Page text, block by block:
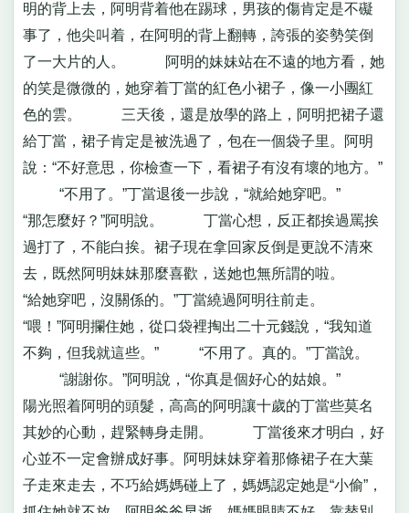
明的背上去，阿明背着他在踢球，男孩的傷肯定是不礙
事了，他尖叫着，在阿明的背上翻轉，誇張的姿勢笑倒
了一大片的人。 阿明的妹妹站在不遠的地方看，她
的笑是微微的，她穿着丁當的紅色小裙子，像一小團紅
色的雲。 三天後，還是放學的路上，阿明把裙子還
給丁當，裙子肯定是被洗過了，包在一個袋子里。阿明
說：“不好意思，你檢查一下，看裙子有沒有壞的地方。”
“不用了。”丁當退後一步說，“就給她穿吧。”
“那怎麼好？”阿明說。 丁當心想，反正都挨過罵挨
過打了，不能白挨。裙子現在拿回家反倒是更說不清來
去，既然阿明妹妹那麼喜歡，送她也無所謂的啦。
“給她穿吧，沒關係的。”丁當繞過阿明往前走。
“喂！”阿明攔住她，從口袋裡掏出二十元錢說，“我知道
不夠，但我就這些。” “不用了。真的。”丁當說。
“謝謝你。”阿明說，“你真是個好心的姑娘。”
陽光照着阿明的頭髮，高高的阿明讓十歲的丁當些莫名
其妙的心動，趕緊轉身走開。 丁當後來才明白，好
心並不一定會辦成好事。阿明妹妹穿着那條裙子在大葉
子走來走去，不巧給媽媽碰上了，媽媽認定她是“小偷”，